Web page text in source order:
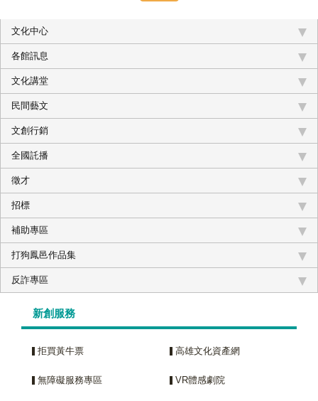
文化中心
各館訊息
文化講堂
民間藝文
文創行銷
全國託播
徵才
招標
補助專區
打狗鳳邑作品集
反詐專區
新創服務
拒買黃牛票 高雄文化資產網
無障礙服務專區 VR體感劇院